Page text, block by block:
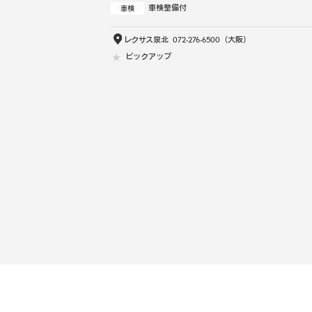
車検 車検整備付
レクサス泉北 072-276-6500 （大阪）
ピックアップ